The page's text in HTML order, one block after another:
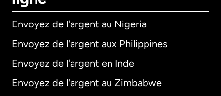
Envoyez de l'argent au Nigeria
Envoyez de l'argent aux Philippines
Envoyez de l'argent en Inde
Envoyez de l'argent au Zimbabwe